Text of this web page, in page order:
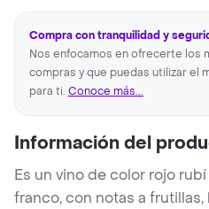
Compra con tranquilidad y
Nos enfocamos en ofrecerte los
compras y que puedas utilizar el
para ti. Conoce más...
Información del
Es un vino de color rojo
franco, con notas a